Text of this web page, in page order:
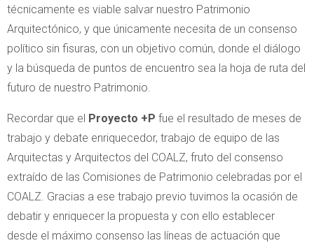
técnicamente es viable salvar nuestro Patrimonio
Arquitectónico, y que únicamente necesita de un consenso
político sin fisuras, con un objetivo común, donde el diálogo
y la búsqueda de puntos de encuentro sea la hoja de ruta del
futuro de nuestro Patrimonio.
Recordar que el Proyecto +P fue el resultado de meses de
trabajo y debate enriquecedor, trabajo de equipo de las
Arquitectas y Arquitectos del COALZ, fruto del consenso
extraído de las Comisiones de Patrimonio celebradas por el
COALZ. Gracias a ese trabajo previo tuvimos la ocasión de
debatir y enriquecer la propuesta y con ello establecer
desde el máximo consenso las líneas de actuación que